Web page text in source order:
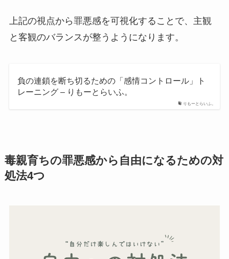
上記の視点から罪悪感を可視化することで、主観
と客観のバランスが整うようになります。
りもーとらいふ。
負の連鎖を断ち切るための「感情コントロール」ト
レーニング – りもーとらいふ。
毒親育ちの罪悪感から自由になるための対
処法4つ